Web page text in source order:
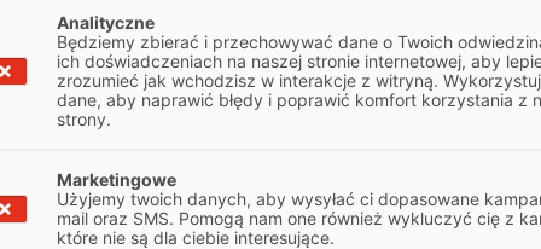
finansowania. Warunki umowy są dopasowywane indywidualnie
firmy. Wszystko po to, aby przedsiębiorca mógł jak najszybciej
użytkowanie potrzebnego pojazdu.
nie trzeba nagle pozbywać się dużej ilości gotówki z
sytuacji finansowej w ramach usługi Leasingu Swobodnego.
ma wpływ zarówno na długość okresu trwania umowy, jak i
wpłaty własnej. Sam decyduje o rodzaju leasingu, a tym samym
Analityczne
Będziemy zbierać i przechowywać dane o Twoich
ich doświadczeniach na naszej stronie internetowej, aby
zrozumieć jak wchodzisz w interakcje z witryną.
dane, aby naprawić błędy i poprawić komfort korzystania z
strony.
Marketingowe
Użyjemy twoich danych, aby wysyłać ci dopasowane
mail oraz SMS. Pomogą nam one również wykluczyć cię z
które nie są dla ciebie interesujące.